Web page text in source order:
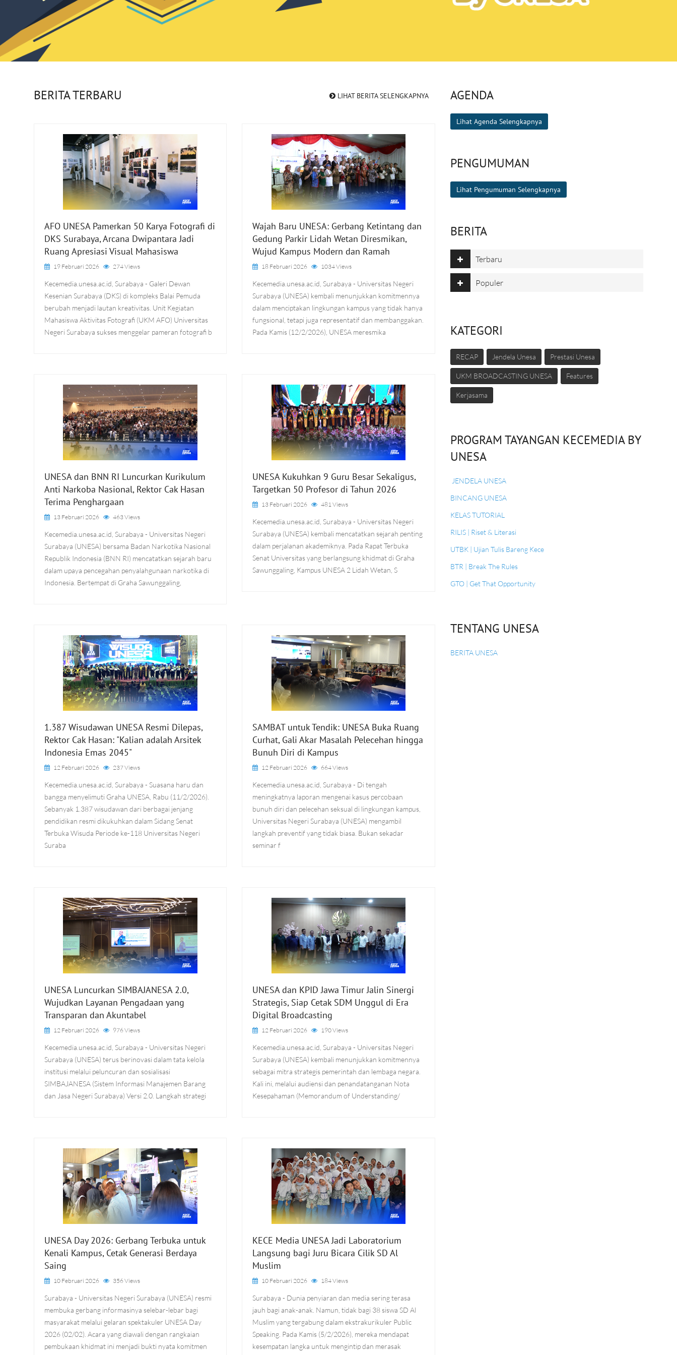
BERITA TERBARU LIHAT BERITA SELENGKAPNYA
AFO UNESA Pamerkan 50 Karya Fotografi di
DKS Surabaya, Arcana Dwipantara Jadi
Ruang Apresiasi Visual Mahasiswa
19 Februari 2026 274 Views
Kecemedia.unesa.ac.id, Surabaya - Galeri Dewan
Kesenian Surabaya (DKS) di kompleks Balai Pemuda
berubah menjadi lautan kreativitas. Unit Kegiatan
Mahasiswa Aktivitas Fotografi (UKM AFO) Universitas
Negeri Surabaya sukses menggelar pameran fotografi b
Wajah Baru UNESA: Gerbang Ketintang dan
Gedung Parkir Lidah Wetan Diresmikan,
Wujud Kampus Modern dan Ramah
18 Februari 2026 1034 Views
Kecemedia.unesa.ac.id, Surabaya - Universitas Negeri
Surabaya (UNESA) kembali menunjukkan komitmennya
dalam menciptakan lingkungan kampus yang tidak hanya
fungsional, tetapi juga representatif dan membanggakan.
Pada Kamis (12/2/2026), UNESA meresmika
UNESA dan BNN RI Luncurkan Kurikulum
Anti Narkoba Nasional, Rektor Cak Hasan
Terima Penghargaan
13 Februari 2026 463 Views
Kecemedia.unesa.ac.id, Surabaya - Universitas Negeri
Surabaya (UNESA) bersama Badan Narkotika Nasional
Republik Indonesia (BNN RI) mencatatkan sejarah baru
dalam upaya pencegahan penyalahgunaan narkotika di
Indonesia. Bertempat di Graha Sawunggaling,
UNESA Kukuhkan 9 Guru Besar Sekaligus,
Targetkan 50 Profesor di Tahun 2026
13 Februari 2026 481 Views
Kecemedia.unesa.ac.id, Surabaya - Universitas Negeri
Surabaya (UNESA) kembali mencatatkan sejarah penting
dalam perjalanan akademiknya. Pada Rapat Terbuka
Senat Universitas yang berlangsung khidmat di Graha
Sawunggaling, Kampus UNESA 2 Lidah Wetan, S
1.387 Wisudawan UNESA Resmi Dilepas,
Rektor Cak Hasan: "Kalian adalah Arsitek
Indonesia Emas 2045"
12 Februari 2026 237 Views
Kecemedia.unesa.ac.id, Surabaya - Suasana haru dan
bangga menyelimuti Graha UNESA, Rabu (11/2/2026).
Sebanyak 1.387 wisudawan dari berbagai jenjang
pendidikan resmi dikukuhkan dalam Sidang Senat
Terbuka Wisuda Periode ke-118 Universitas Negeri
Suraba
SAMBAT untuk Tendik: UNESA Buka Ruang
Curhat, Gali Akar Masalah Pelecehan hingga
Bunuh Diri di Kampus
12 Februari 2026 664 Views
Kecemedia.unesa.ac.id, Surabaya - Di tengah
meningkatnya laporan mengenai kasus percobaan
bunuh diri dan pelecehan seksual di lingkungan kampus,
Universitas Negeri Surabaya (UNESA) mengambil
langkah preventif yang tidak biasa. Bukan sekadar
seminar f
UNESA Luncurkan SIMBAJANESA 2.0,
Wujudkan Layanan Pengadaan yang
Transparan dan Akuntabel
12 Februari 2026 976 Views
Kecemedia.unesa.ac.id, Surabaya - Universitas Negeri
Surabaya (UNESA) terus berinovasi dalam tata kelola
institusi melalui peluncuran dan sosialisasi
SIMBAJANESA (Sistem Informasi Manajemen Barang
dan Jasa Negeri Surabaya) Versi 2.0. Langkah strategi
UNESA dan KPID Jawa Timur Jalin Sinergi
Strategis, Siap Cetak SDM Unggul di Era
Digital Broadcasting
12 Februari 2026 190 Views
Kecemedia.unesa.ac.id, Surabaya - Universitas Negeri
Surabaya (UNESA) kembali menunjukkan komitmennya
sebagai mitra strategis pemerintah dan lembaga negara.
Kali ini, melalui audiensi dan penandatanganan Nota
Kesepahaman (Memorandum of Understanding/
UNESA Day 2026: Gerbang Terbuka untuk
Kenali Kampus, Cetak Generasi Berdaya
Saing
10 Februari 2026 356 Views
Surabaya - Universitas Negeri Surabaya (UNESA) resmi
membuka gerbang informasinya selebar-lebar bagi
masyarakat melalui gelaran spektakuler UNESA Day
2026 (02/02). Acara yang diawali dengan rangkaian
pembukaan khidmat ini menjadi bukti nyata komitmen
KECE Media UNESA Jadi Laboratorium
Langsung bagi Juru Bicara Cilik SD Al
Muslim
10 Februari 2026 184 Views
Surabaya - Dunia penyiaran dan media sering terasa
jauh bagi anak-anak. Namun, tidak bagi 38 siswa SD Al
Muslim yang tergabung dalam ekstrakurikuler Public
Speaking. Pada Kamis (5/2/2026), mereka mendapat
kesempatan langka untuk mengintip dan merasak
AGENDA
Lihat Agenda Selengkapnya
PENGUMUMAN
Lihat Pengumuman Selengkapnya
BERITA
Terbaru
Populer
KATEGORI
RECAP Jendela Unesa Prestasi Unesa
UKM BROADCASTING UNESA Features
Kerjasama
PROGRAM TAYANGAN KECEMEDIA BY
UNESA
JENDELA UNESA
BINCANG UNESA
KELAS TUTORIAL
RILIS | Riset & Literasi
UTBK | Ujian Tulis Bareng Kece
BTR | Break The Rules
GTO | Get That Opportunity
TENTANG UNESA
BERITA UNESA